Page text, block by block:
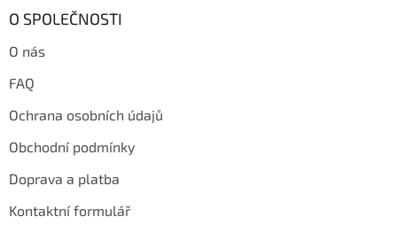
O SPOLEČNOSTI
O nás
FAQ
Ochrana osobních údajů
Obchodní podmínky
Doprava a platba
Kontaktní formulář